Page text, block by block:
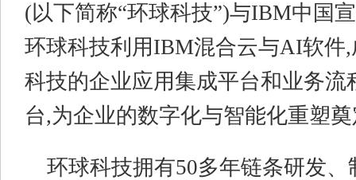
(以下简称“环球科技”)与IBM中国
环球科技利用IBM混合云与AI软件
科技的企业应用集成平台和业务流
台,为企业的数字化与智能化重塑
环球科技拥有50多年链条研发